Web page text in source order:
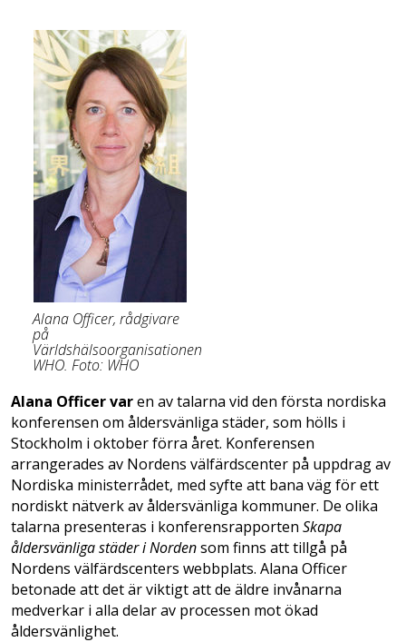
Alana Officer, rådgivare
på
Världshälsoorganisationen
WHO. Foto: WHO
Alana Officer varen av talarna vid den första nordiska
konferensen om åldersvänliga städer, som hölls i
Stockholm i oktober förra året. Konferensen
arrangerades av Nordens välfärdscenter på uppdrag av
Nordiska ministerrådet, med syfte att bana väg för ett
nordiskt nätverk av åldersvänliga kommuner. De olika
talarna presenteras i konferensrapporten Skapa
åldersvänliga städer i Nordensom finns att tillgå på
Nordens välfärdscenters webbplats. Alana Officer
betonade att det är viktigt att de äldre invånarna
medverkar i alla delar av processen mot ökad
åldersvänlighet.